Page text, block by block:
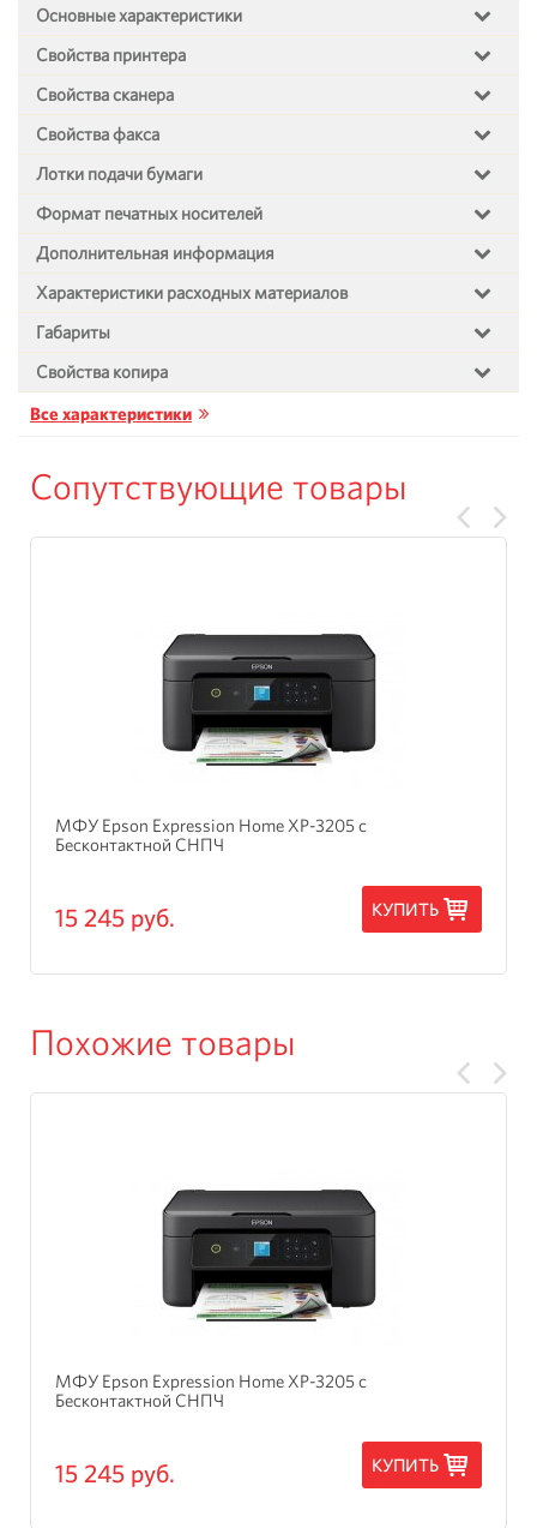
Основные характеристики
Свойства принтера
Свойства сканера
Свойства факса
Лотки подачи бумаги
Формат печатных носителей
Дополнительная информация
Характеристики расходных материалов
Габариты
Свойства копира
Все характеристики
Сопутствующие товары
МФУ Epson Expression Home XP-3205 с
Бесконтактной СНПЧ
15 245 руб. КУПИТЬ
Похожие товары
МФУ Epson Expression Home XP-3205 с
Бесконтактной СНПЧ
15 245 руб. КУПИТЬ